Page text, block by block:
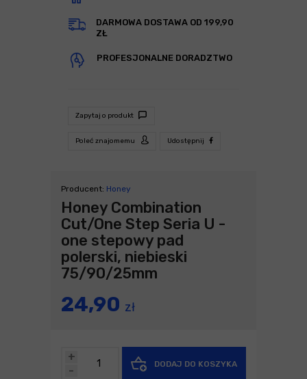
DARMOWA DOSTAWA OD 199,90
ZŁ
PROFESJONALNE DORADZTWO
Zapytaj o produkt
Poleć znajomemu Udostępnij
Producent: Honey
Honey Combination
Cut/One Step Seria U -
one stepowy pad
polerski, niebieski
75/90/25mm
24,90 zł
-
+
DODAJ DO KOSZYKA